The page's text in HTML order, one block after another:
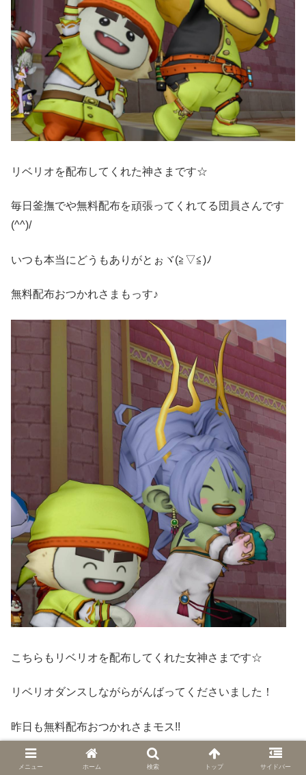
リベリオを配布してくれた神さまです☆
毎日釜撫でや無料配布を頑張ってくれてる団員さんです
(^^)/
いつも本当にどうもありがとぉヾ(≧▽≦)ﾉ
無料配布おつかれさまもっす♪
こちらもリベリオを配布してくれた女神さまです☆
リベリオダンスしながらがんばってくださいました！
昨日も無料配布おつかれさまモス!!
どうもありがとうございましたぁ(*´▽｀*)/
メニュー ホーム 検索 トップ サイドバー